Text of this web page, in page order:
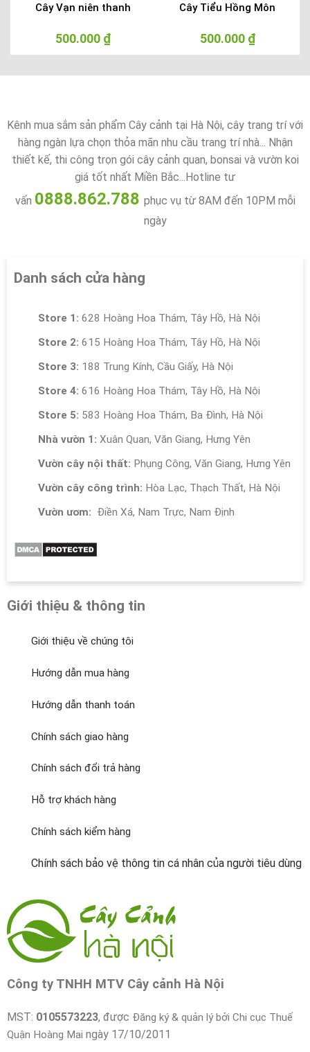
Cây Vạn niên thanh
500.000 ₫
Cây Tiểu Hồng Môn
500.000 ₫
₫.
Kênh mua sắm sản phẩm Cây cảnh tại Hà Nội, cây trang trí với
hàng ngàn lựa chọn thỏa mãn nhu cầu trang trí nhà... Nhận
thiết kế, thi công trọn gói cây cảnh quan, bonsai và vườn koi
giá tốt nhất Miền Bắc...Hotline tư
vấn 0888.862.788 phục vụ từ 8AM đến 10PM mỗi
ngày
Danh sách cửa hàng
Store 1: 628 Hoàng Hoa Thám, Tây Hồ, Hà Nội
Store 2: 615 Hoàng Hoa Thám, Tây Hồ, Hà Nội
Store 3: 188 Trung Kính, Cầu Giấy, Hà Nội
Store 4: 616 Hoàng Hoa Thám, Tây Hồ, Hà Nội
Store 5: 583 Hoàng Hoa Thám, Ba Đình, Hà Nội
Nhà vườn 1: Xuân Quan, Văn Giang, Hưng Yên
Vườn cây nội thất: Phụng Công, Văn Giang, Hưng Yên
Vườn cây công trình: Hòa Lạc, Thạch Thất, Hà Nội
Vườn ươm: Điền Xá, Nam Trực, Nam Định
Giới thiệu & thông tin
Giới thiệu về chúng tôi
Hướng dẫn mua hàng
Hướng dẫn thanh toán
Chính sách giao hàng
Chính sách đổi trả hàng
Hỗ trợ khách hàng
Chính sách kiểm hàng
Chính sách bảo vệ thông tin cá nhân của người tiêu dùng
Công ty TNHH MTV Cây cảnh Hà Nội
MST: 0105573223, được Đăng ký & quản lý bởi Chi cục Thuế
Quận Hoàng Mai ngày 17/10/2011